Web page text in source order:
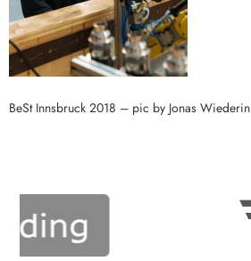
BeSt Innsbruck 2018 – pic by Jonas Wiederin